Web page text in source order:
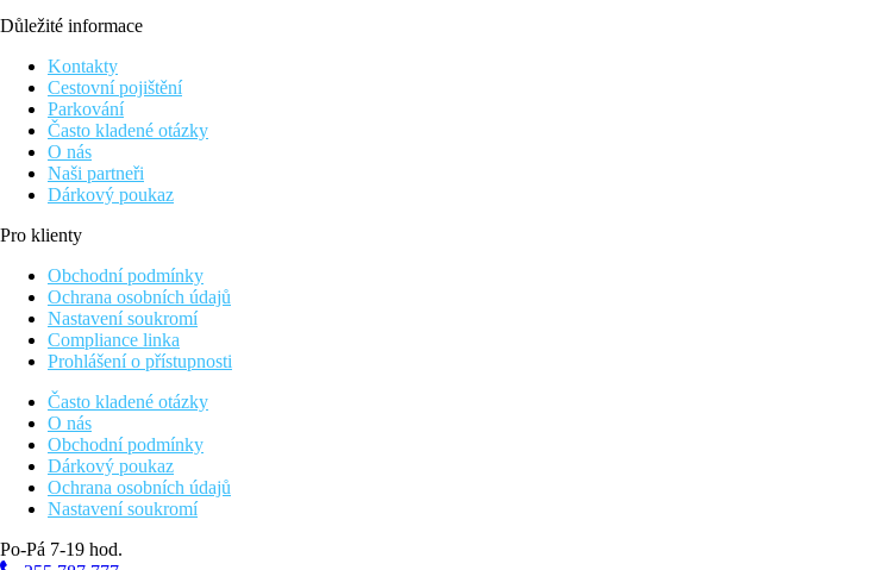
Důležité informace
Kontakty
Cestovní pojištění
Parkování
Často kladené otázky
O nás
Naši partneři
Dárkový poukaz
Pro klienty
Obchodní podmínky
Ochrana osobních údajů
Nastavení soukromí
Compliance linka
Prohlášení o přístupnosti
Často kladené otázky
O nás
Obchodní podmínky
Dárkový poukaz
Ochrana osobních údajů
Nastavení soukromí
Po-Pá 7-19 hod.